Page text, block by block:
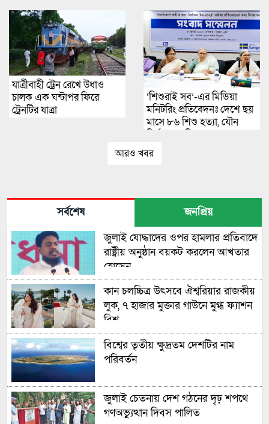
যাত্রীবাহী ট্রেন রেখে উধাও
চালক এক ঘন্টাপর ফিরে
ট্রেনটির যাত্রা
‘শিশুরাই সব’-এর মিডিয়া
মনিটরিং প্রতিবেদনঃ দেশে ছয়
মাসে ৮৬ শিশু হত্যা, যৌন
আরও খবর
সর্বশেষ জনপ্রিয়
জুলাই যোদ্ধাদের ওপর হামলার প্রতিবাদে
রাষ্ট্রীয় অনুষ্ঠান বয়কট করলেন আখতার
হোসেন
কান চলচ্চিত্র উৎসবে ঐশ্বরিয়ার রাজকীয়
লুক, ৭ হাজার মুক্তার গাউনে মুগ্ধ ফ্যাশন
বিশ্ব
বিশ্বের তৃতীয় ক্ষুদ্রতম দেশটির নাম
পরিবর্তন
জুলাই চেতনায় দেশ গঠনের দৃঢ় শপথে
গণঅভ্যুত্থান দিবস পালিত